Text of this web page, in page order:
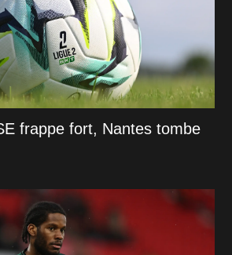
frappe fort, Nantes tombe